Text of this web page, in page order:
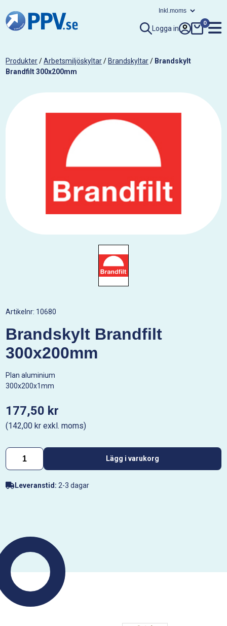
Logga in
0
Produkter/Arbetsmiljöskyltar/ Brandskyltar/ Brandskylt
Brandfilt 300x200mm
Artikelnr: 10680
Brandskylt Brandfilt
300x200mm
Plan aluminium
300x200x1mm
177,50 kr
(142,00 kr exkl. moms)
Lägg i varukorg
Leveranstid: 2-3 dagar